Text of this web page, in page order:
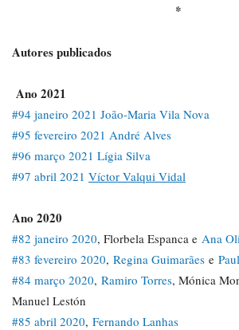
*
Autores publicados
Ano 2021
#94 janeiro 2021 João-Maria Vila Nova
#95 fevereiro 2021 André Alves
#96 março 2021 Lígia Silva
#97 abril 2021 Víctor Valqui Vidal
Ano 2020
#82 janeiro 2020, Florbela Espanca e Ana
#83 fevereiro 2020, Regina Guimarães e
#84 março 2020, Ramiro Torres, Mónica
Manuel Lestón
#85 abril 2020, Fernando Lanhas